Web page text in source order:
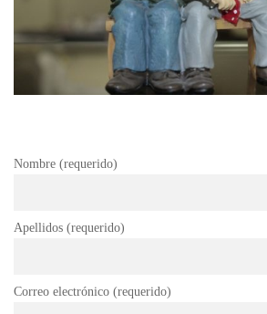
Nombre (requerido)
Apellidos (requerido)
Correo electrónico (requerido)